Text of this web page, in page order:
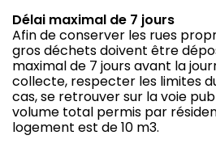
Délai maximal de 7 jours
Afin de conserver les rues
gros déchets doivent être
maximal de 7 jours avant la
collecte, respecter les limites
cas, se retrouver sur la voie
volume total permis par
logement est de 10 m3.